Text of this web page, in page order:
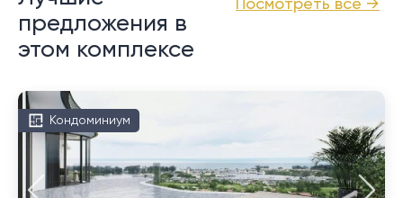
Посмотреть все →
предложения в
этом комплексе
Кондоминиум